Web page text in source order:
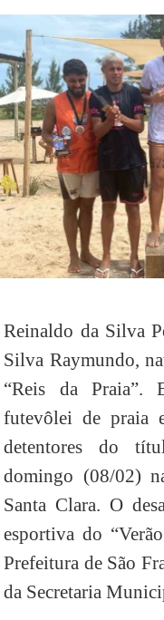
Reinaldo da Silva
Silva Raymundo,
“Reis da Praia”.
futevôlei de praia
detentores do
domingo (08/02)
Santa Clara. O
esportiva do
Prefeitura de São
da Secretaria